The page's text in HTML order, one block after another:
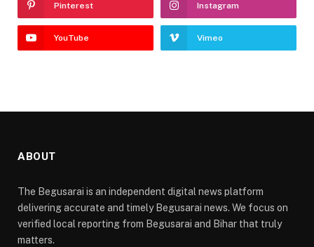
Pinterest Instagram
YouTube Vimeo
ABOUT
The Begusarai is an independent digital news platform
delivering accurate and timely Begusarai news. We focus on
verified local reporting from Begusarai and Bihar that truly
matters.